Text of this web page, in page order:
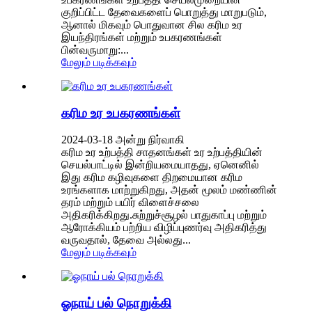
குறிப்பிட்ட தேவைகளைப் பொறுத்து மாறுபடும்,
ஆனால் மிகவும் பொதுவான சில கரிம உர
இயந்திரங்கள் மற்றும் உபகரணங்கள்
பின்வருமாறு:...
மேலும் படிக்கவும்
கரிம உர உபகரணங்கள்
2024-03-18 அன்று நிர்வாகி
கரிம உர உற்பத்தி சாதனங்கள் உர உற்பத்தியின்
செயல்பாட்டில் இன்றியமையாதது, ஏனெனில்
இது கரிம கழிவுகளை திறமையான கரிம
உரங்களாக மாற்றுகிறது, அதன் மூலம் மண்ணின்
தரம் மற்றும் பயிர் விளைச்சலை
அதிகரிக்கிறது.சுற்றுச்சூழல் பாதுகாப்பு மற்றும்
ஆரோக்கியம் பற்றிய விழிப்புணர்வு அதிகரித்து
வருவதால், தேவை அல்லது...
மேலும் படிக்கவும்
ஓநாய் பல் நொறுக்கி